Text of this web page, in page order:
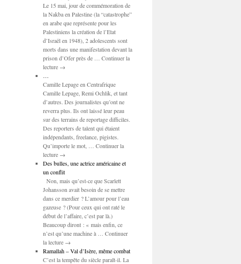
Le 15 mai, jour de commémoration de
la Nakba en Palestine (la “catastrophe”
en arabe que représente pour les
Palestiniens la création de l’Etat
d’Israël en 1948), 2 adolescents sont
morts dans une manifestation devant la
prison d’Ofer près de … Continuer la
lecture →
…
Camille Lepage en Centrafrique
Camille Lepage, Remi Ochlik, et tant
d’autres. Des journalistes qu’ont ne
reverra plus. Ils ont laissé leur peau
sur des terrains de reportage difficiles.
Des reporters de talent qui étaient
indépendants, freelance, pigistes.
Qu’importe le mot, … Continuer la
lecture →
Des bulles, une actrice américaine et
un conflit
Non, mais qu’est-ce que Scarlett
Johansson avait besoin de se mettre
dans ce merdier ? L’amour pour l’eau
gazeuse ? (Pour ceux qui ont raté le
début de l’affaire, c’est par là.)
Beaucoup diront : « mais enfin, ce
n’est qu’une machine à … Continuer
la lecture →
Ramallah – Val d’Isère, même combat
C’est la tempête du siècle paraît-il. La